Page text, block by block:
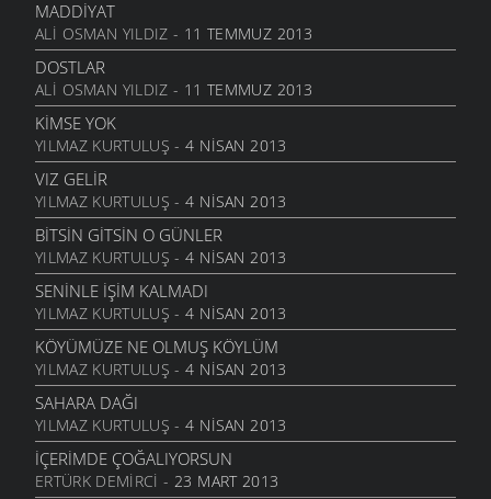
KÖYÜMÜZ
29 MAYIS 2009
ISSIZ
29 MAYIS 2009
ANNECIĞIM
11 MAYIS 2009
MEKTUP
8 MAYIS 2009
BEBEĞIM
27 NISAN 2009
GEL YETERKI
27 NISAN 2009
ANADOLU
16 NISAN 2009
SITEMKAR
16 NISAN 2009
MEZARLIK KUŞLARI
MADDIYAT
ALI OSMAN YILDIZ - 11 TEMMUZ 2013
DOSTLAR
ALI OSMAN YILDIZ - 11 TEMMUZ 2013
KIMSE YOK
YILMAZ KURTULUŞ - 4 NISAN 2013
VIZ GELIR
YILMAZ KURTULUŞ - 4 NISAN 2013
BITSIN GITSIN O GÜNLER
YILMAZ KURTULUŞ - 4 NISAN 2013
SENINLE İŞIM KALMADI
YILMAZ KURTULUŞ - 4 NISAN 2013
KÖYÜMÜZE NE OLMUŞ KÖYLÜM
YILMAZ KURTULUŞ - 4 NISAN 2013
SAHARA DAĞI
YILMAZ KURTULUŞ - 4 NISAN 2013
İÇERIMDE ÇOĞALIYORSUN
ERTÜRK DEMIRCI - 23 MART 2013